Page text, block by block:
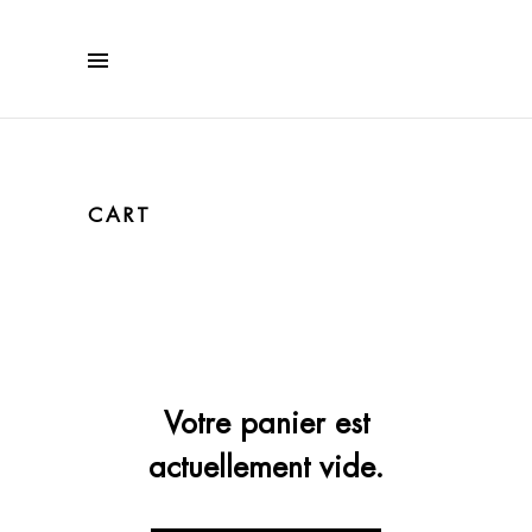
CART
Votre panier est
actuellement vide.